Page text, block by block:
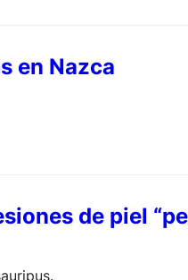
en Nazca
de piel